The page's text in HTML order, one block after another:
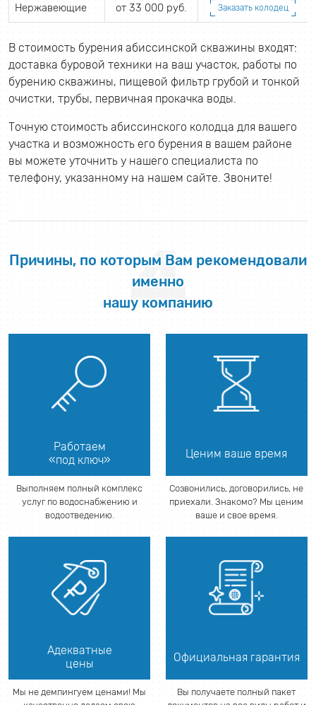
Нержавеющие от 33 000 руб. Заказать колодец
В стоимость бурения абиссинской скважины входят:
доставка буровой техники на ваш участок, работы по
бурению скважины, пищевой фильтр грубой и тонкой
очистки, трубы, первичная прокачка воды.
Точную стоимость абиссинского колодца для вашего
участка и возможность его бурения в вашем районе
вы можете уточнить у нашего специалиста по
телефону, указанному на нашем сайте. Звоните!
Причины, по которым Вам рекомендовали
именно
нашу компанию
4
Работаем
«под ключ»
Выполняем полный комплекс
услуг по водоснабжению и
водоотведению.
Ценим ваше время
Созвонились, договорились, не
приехали. Знакомо? Мы ценим
ваше и свое время.
Адекватные
цены
Мы не демпингуем ценами! Мы
Официальная гарантия
Вы получаете полный пакет